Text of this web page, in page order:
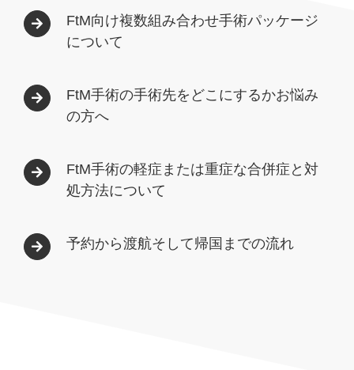
FtM向け複数組み合わせ手術パッケージ
について
FtM手術の手術先をどこにするかお悩み
の方へ
FtM手術の軽症または重症な合併症と対
処方法について
予約から渡航そして帰国までの流れ